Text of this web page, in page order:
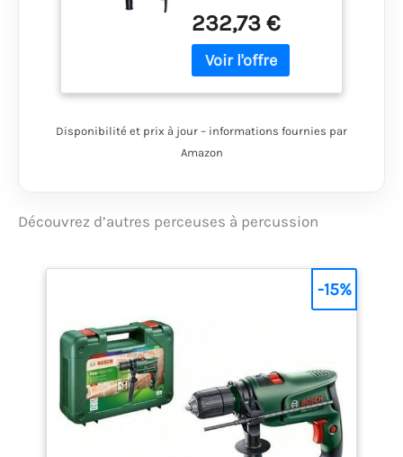
Poignée antidérapante
Bouton inverseur du
sens de rotation
232,73 €
Disponibilité et prix à jour – informations fournies par
Amazon
Découvrez d’autres perceuses à percussion
-15%